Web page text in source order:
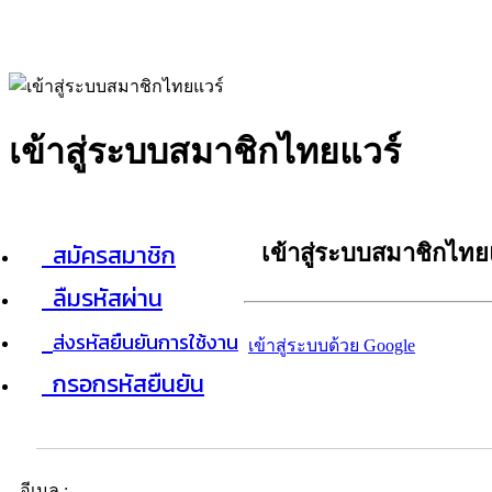
เข้าสู่ระบบสมาชิกไทยแวร์
สมัครสมาชิก
ลืมรหัสผ่าน
ส่งรหัสยืนยันการใช้งาน
กรอกรหัสยืนยัน
เข้าสู่ระบบสมาชิกไท
เข้าสู่ระบบด้วย Google